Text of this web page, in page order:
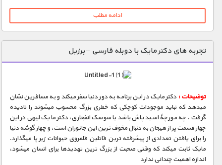
ادامه مطلب
تجربه های دکتر مایک با دوبله فارسی – برزیل
توضیحات : دکتر مایک در این برنامه به دور دنیا سفر میکند و به مسافرین نشان
میدهد که نباید موجودات کوچکی که خطری بزرگ محسوب میشوند را نادیده
گرفت . چه مورچۀ اسید پاش باشد یا سوسک انفجاری، دکتر مایک لیهی در این
چهار قسمت پر از هیجان به دنبال مخوف ترین این جانوران است، و چهار گوشه دنیا
را برای یافتن تعدادی از پیشرفته ترین قاتلین قلمروی حیوانات زیر پا میگذارد.
مایک ثابت میکند که وقتی صحبت از بزرگ ترین تهدیدها برای انسان میشود،
اندازه اهمیت چندانی ندارد